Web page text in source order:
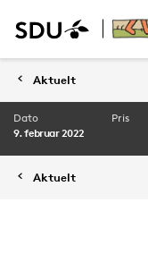
Aktuelt
Dato
9. februar 2022
Pris
Aktuelt